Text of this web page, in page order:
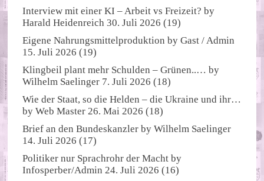
Interview mit einer KI – Arbeit vs Freizeit? by
Harald Heidenreich 30. Juli 2026 (19)
Eigene Nahrungsmittelproduktion byGast / Admin
15. Juli 2026 (19)
Klingbeil plant mehr Schulden – Grünen..… by
Wilhelm Saelinger 7. Juli 2026 (18)
Wie der Staat, so die Helden – die Ukraine und ihr…
byWeb Master 26. Mai 2026 (18)
Brief an den Bundeskanzler byWilhelm Saelinger
14. Juli 2026 (17)
Politiker nur Sprachrohr der Macht by
Infosperber/Admin 24. Juli 2026 (16)